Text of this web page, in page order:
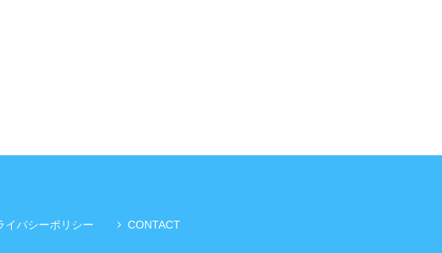
イバシーポリシー CONTACT